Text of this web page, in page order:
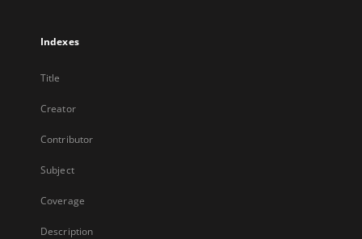
Indexes
Title
Creator
Contributor
Subject
Coverage
Description